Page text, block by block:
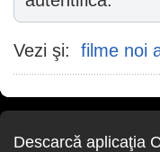
Vezi şi: filme noi
Descarcă aplicaţia